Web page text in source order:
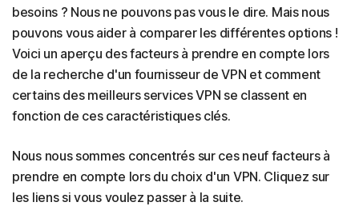
besoins ? Nous ne pouvons pas vous le dire. Mais nous
pouvons vous aider à comparer les différentes options !
Voici un aperçu des facteurs à prendre en compte lors
de la recherche d'un fournisseur de VPN et comment
certains des meilleurs services VPN se classent en
fonction de ces caractéristiques clés.
Nous nous sommes concentrés sur ces neuf facteurs à
prendre en compte lors du choix d'un VPN. Cliquez sur
les liens si vous voulez passer à la suite.